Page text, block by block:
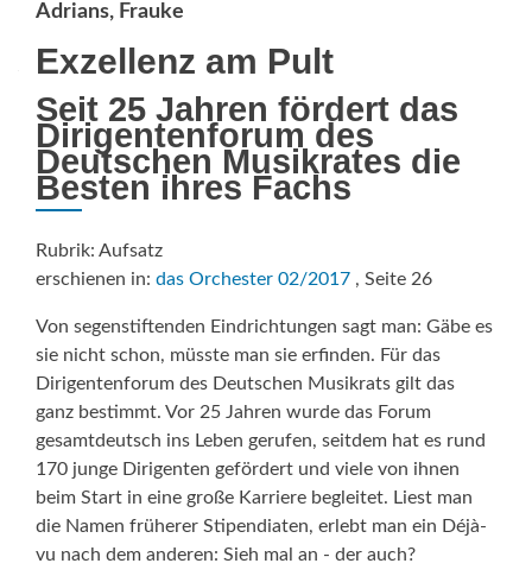
Adrians, Frauke
Exzellenz am Pult
Seit 25 Jahren fördert das
Dirigentenforum des
Deutschen Musikrates die
Besten ihres Fachs
Rubrik: Aufsatz
erschienen in: das Orchester 02/2017 , Seite 26
Von segenstiftenden Eindrichtungen sagt man: Gäbe es
sie nicht schon, müsste man sie erfinden. Für das
Dirigentenforum des Deutschen Musikrats gilt das
ganz bestimmt. Vor 25 Jahren wurde das Forum
gesamtdeutsch ins Leben gerufen, seitdem hat es rund
170 junge Dirigenten gefördert und viele von ihnen
beim Start in eine große Karriere begleitet. Liest man
die Namen früherer Stipendiaten, erlebt man ein Déjà-
vu nach dem anderen: Sieh mal an - der auch?